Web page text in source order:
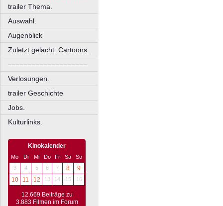
trailer Thema.
Auswahl.
Augenblick
Zuletzt gelacht: Cartoons.
––––––––––––––––––––
Verlosungen.
trailer Geschichte
Jobs.
Kulturlinks.
Kinokalender
Mo Di Mi Do Fr Sa
So
3
4 5 6 7 8
9
10
11 12 13 14 15 16
12.669 Beiträge zu
3.883 Filmen im Forum